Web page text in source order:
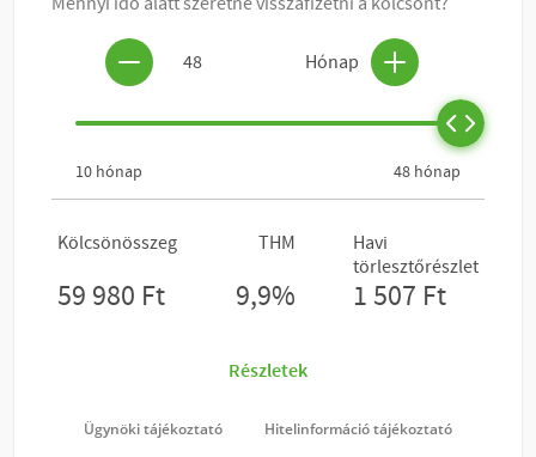
Ügynöki tájékoztató Hitelinformáció tájékoztató